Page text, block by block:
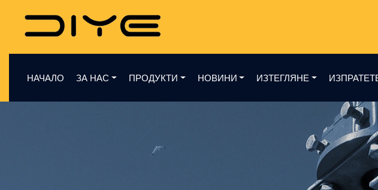
НАЧАЛО ЗА НАС ПРОДУКТИ НОВИНИ ИЗТЕГЛЯНЕ